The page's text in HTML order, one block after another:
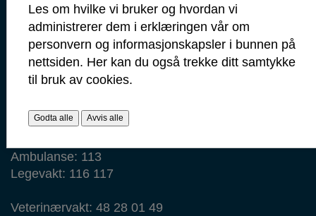
Kommunenummer: 3105
Min side
Ansattportal
Politi: 112
Ambulanse: 113
Legevakt: 116 117
Veterinærvakt: 48 28 01 49
Les om hvilke vi bruker og hvordan vi
administrerer dem i erklæringen vår om
personvern og informasjonskapsler i bunnen på
nettsiden. Her kan du også trekke ditt samtykke
til bruk av cookies.
Godta alle Avvis alle